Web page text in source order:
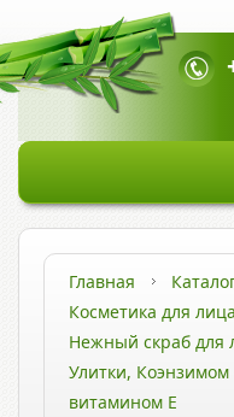
Главная
Косметика для лица
Нежный скраб для
Улитки,
витамином Е